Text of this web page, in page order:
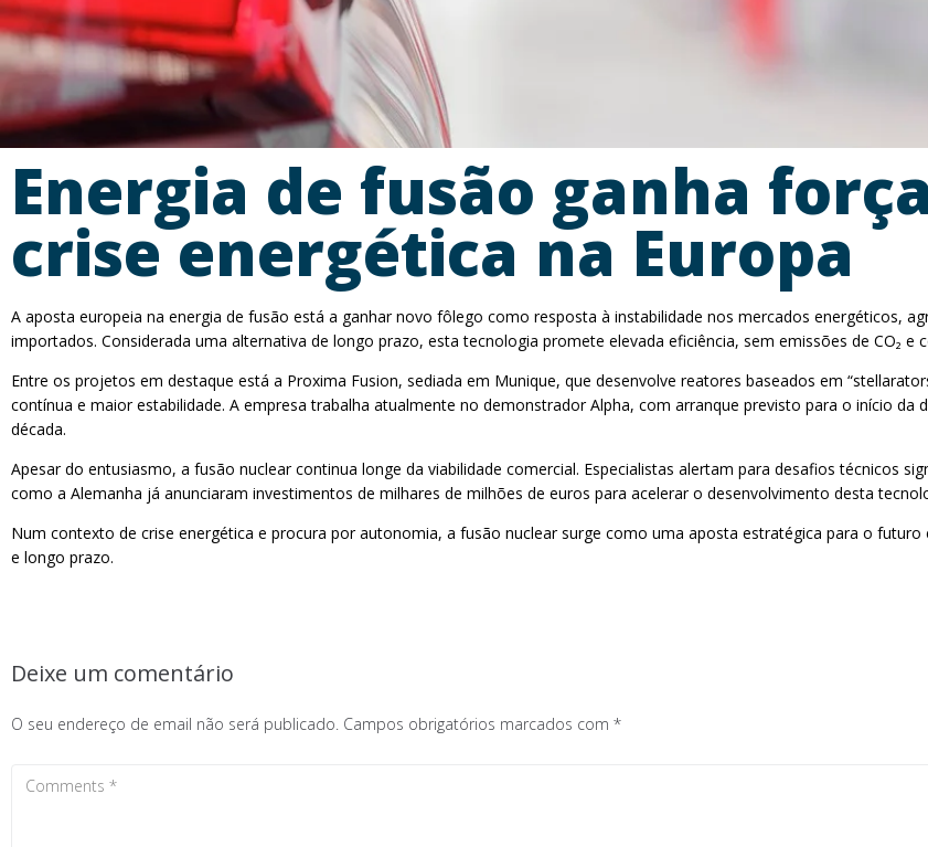
Energia de fusão ganha
crise energética na Europa
A aposta europeia na energia de fusão está a ganhar novo fôlego como resposta à instabilidade nos mercados energéticos,
importados. Considerada uma alternativa de longo prazo, esta tecnologia promete elevada eficiência, sem emissões de CO₂ e
Entre os projetos em destaque está a Proxima Fusion, sediada em Munique, que desenvolve reatores baseados em
contínua e maior estabilidade. A empresa trabalha atualmente no demonstrador Alpha, com arranque previsto para o início da
década.
Apesar do entusiasmo, a fusão nuclear continua longe da viabilidade comercial. Especialistas alertam para desafios técnicos
como a Alemanha já anunciaram investimentos de milhares de milhões de euros para acelerar o desenvolvimento desta
Num contexto de crise energética e procura por autonomia, a fusão nuclear surge como uma aposta estratégica para o
e longo prazo.
Deixe um comentário
O seu endereço de email não será publicado. Campos obrigatórios marcados com *